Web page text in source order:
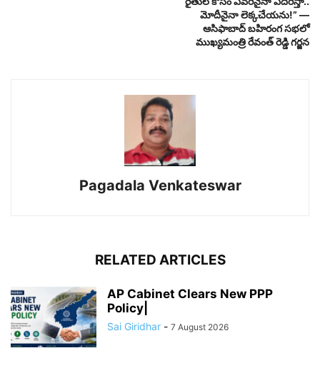
మోదీనైనా లెక్కచేయను!” —
ఆసిఫాబాద్ బహిరంగ సభలో
ముఖ్యమంత్రి రేవంత్ రెడ్డి గర్జన
Pagadala Venkateswar
RELATED ARTICLES
AP Cabinet Clears New PPP
Policy|
Sai Giridhar - 7 August 2026